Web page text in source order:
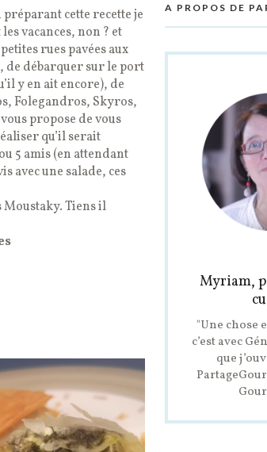
cette recette je
vacances, non ? et
rues pavées aux
de débarquer sur le port
y en ait encore), de
Folegandros, Skyros,
propose de vous
qu’il serait
5 amis (en attendant
avec une salade, ces
Moustaky. Tiens il
A PROPOS DE
Myriam,
"Une chose
c’est avec
que